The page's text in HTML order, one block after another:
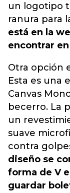
un logotipo
ranura para
está en la
encontrar
Otra opción
Esta es una
Canvas
becerro. La
un
suave
contra
diseño se
forma de V
guardar